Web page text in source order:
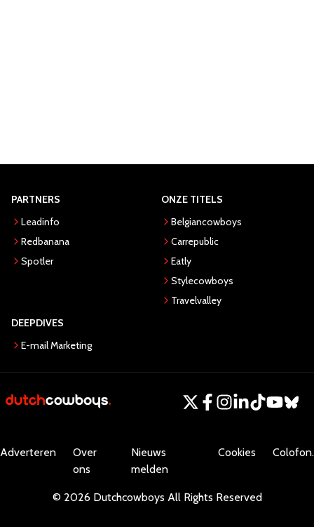
PARTNERS
Leadinfo
Redbanana
Spotler
ONZE TITELS
Belgiancowboys
Carrepublic
Eatly
Stylecowboys
Travelvalley
DEEPDIVES
E-mail Marketing
Adverteren
Over
ons
Nieuws
melden
Cookies Colofon.
© 2026 Dutchcowboys All Rights Reserved